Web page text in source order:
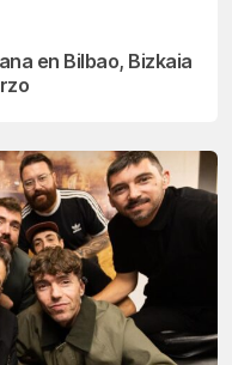
en Bilbao, Bizkaia